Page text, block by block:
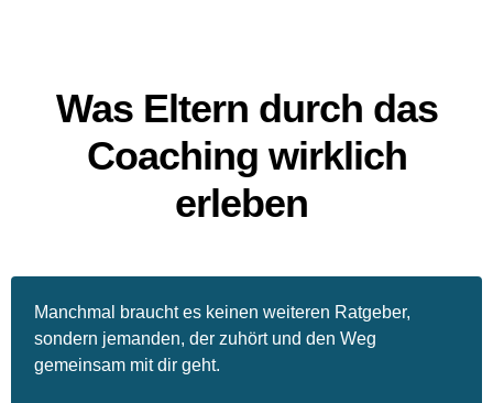
Was Eltern durch das
Coaching wirklich
erleben
Manchmal braucht es keinen weiteren Ratgeber,
sondern jemanden, der zuhört und den Weg
gemeinsam mit dir geht.